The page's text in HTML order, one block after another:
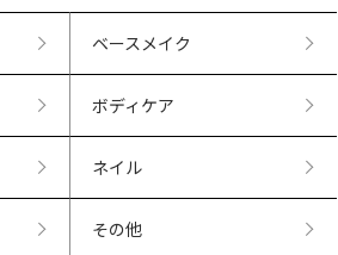
ベースメイク
ボディケア
ネイル
その他